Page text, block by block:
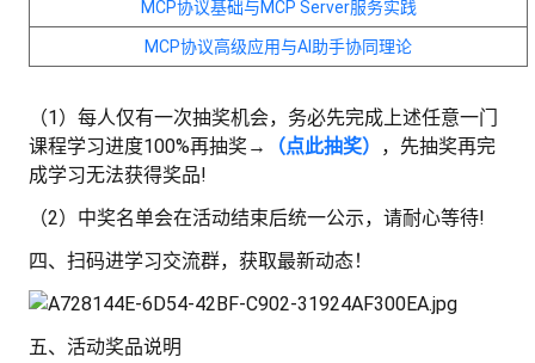
MCP协议基础与MCP Server服务实践
MCP协议高级应用与AI助手协同理论
（1）每人仅有一次抽奖机会，务必先完成上述任意一门
课程学习进度100%再抽奖→
（点此抽奖）
，先抽奖再完
成学习无法获得奖品!
（2） 中奖名单会在活动结束后统一公示，请耐心等待!
四、 扫码进学习交流群，获取最新动态！
五、活动奖品说明